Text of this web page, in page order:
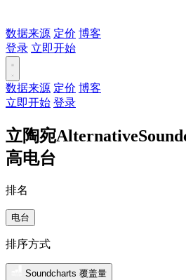
数据来源 定价 博客
登录 立即开始
数据来源 定价 博客
立即开始 登录
立陶宛
高电台
排名
电台
排序方式
Soundcharts 覆盖量